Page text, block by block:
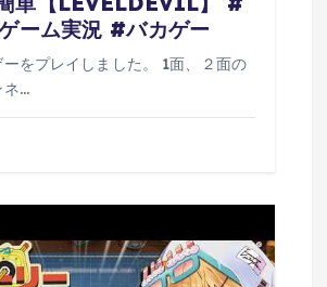
ーム実況 #バカゲー
をプレイしました。 1面、２面の
ネ…